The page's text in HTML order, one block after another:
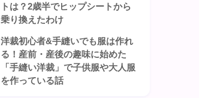
トは？2歳半でヒップシートから
乗り換えたわけ
洋裁初心者&手縫いでも服は作れ
る！産前・産後の趣味に始めた
「手縫い洋裁」で子供服や大人服
を作っている話